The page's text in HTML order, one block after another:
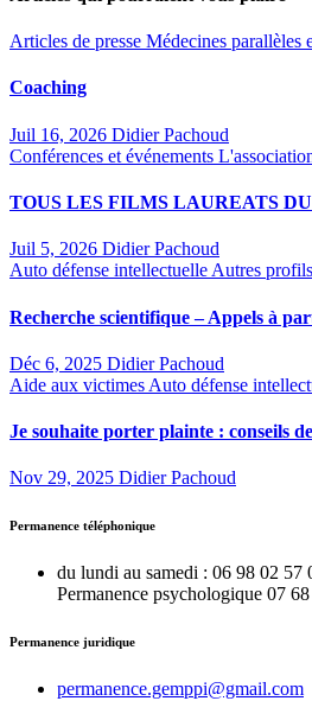
Articles de presse Médecines parallèles
Coaching
Juil 16, 2026 Didier Pachoud
Conférences et événements
TOUS LES FILMS LAUREATS
Juil 5, 2026 Didier Pachoud
Auto défense intellectuelle Autres profils
Recherche scientifique – Appels à
Déc 6, 2025 Didier Pachoud
Aide aux victimes Auto défense
Je souhaite porter plainte : conseils
Nov 29, 2025 Didier Pachoud
Permanence téléphonique
du lundi au samedi : 06 98 02 57
Permanence psychologique 07
Permanence juridique
permanence.gemppi@gmail.com